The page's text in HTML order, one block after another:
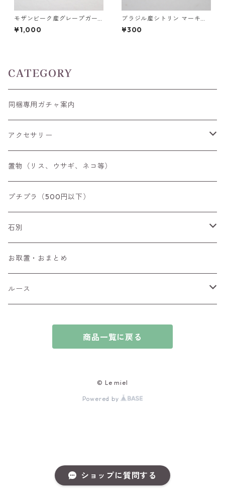
ショップに質問する
モザンビーク産グレープガー
ネット ペアシェイプカットル
ース 0.4ct前後 6mm*4mm前
¥1,000
ブラジル産シトリン マーキス
カットルース 5mm*2.5mm
¥300
CATEGORY
同梱専用ガチャ案内
アクセサリー
空枠
リング
ペンダントトップ
ブローチ
チャーム
ブレスレット
置物（リス、ウサギ、ネコ等）
プチプラ（500円以下）
石別
アイオライト
アウイナイト
アクアマリン
お取置・おまとめ
ルース
カボションカット
商品一覧に戻る
© Le miel
Powered by